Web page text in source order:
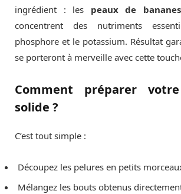
ingrédient : les peaux de bananes
concentrent des nutriments
phosphore et le potassium. Résultat
se porteront à merveille avec cette
Comment préparer
solide ?
C’est tout simple :
Découpez les pelures en petits
Mélangez les bouts obtenus